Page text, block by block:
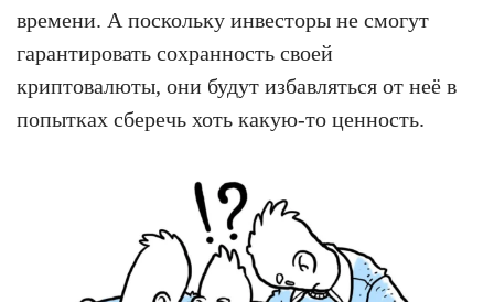
времени. А поскольку инвесторы не смогут
гарантировать сохранность своей
криптовалюты, они будут избавляться от неё в
попытках сберечь хоть какую-то ценность.